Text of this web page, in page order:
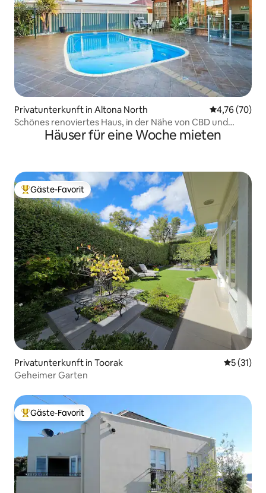
Privatunterkunft in Altona North
4,76 (70)
Schönes renoviertes Haus, in der Nähe von CBD und
SträndenHäuser für eine Woche mieten
Beliebter Gäste-Favorit.
Gäste-Favorit
Privatunterkunft in Toorak
5 (31)
Geheimer Garten
Beliebter Gäste-Favorit.
Gäste-Favorit